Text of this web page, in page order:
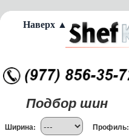
Подбор шин
Ширина: Профиль:
Наверх ▲